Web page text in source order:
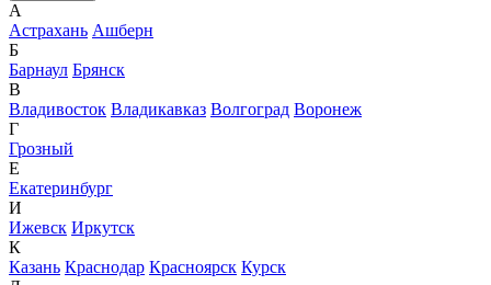
А
Астрахань Ашберн
Б
Барнаул Брянск
В
Владивосток Владикавказ Волгоград Воронеж
Г
Грозный
Е
Екатеринбург
И
Ижевск Иркутск
К
Казань Краснодар Красноярск Курск